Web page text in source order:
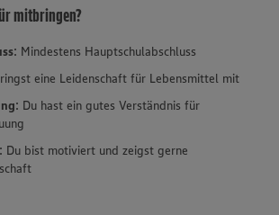
mitbringen?
: Mindestens Hauptschulabschluss
eine Leidenschaft für Lebensmittel mit
: Du hast ein gutes Verständnis für
: Du bist motiviert und zeigst gerne